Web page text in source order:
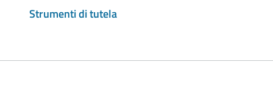
Strumenti di tutela